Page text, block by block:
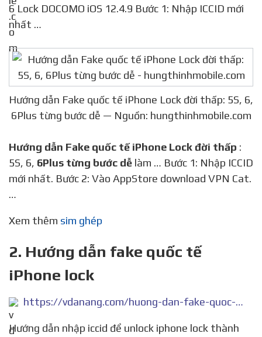
6 Lock DOCOMO iOS 12.4.9 Bước 1: Nhập ICCID mới
nhất …
Hướng dẫn Fake quốc tế iPhone Lock đời thấp: 5S, 6,
6Plus từng bước dễ — Nguồn: hungthinhmobile.com
Hướng dẫn Fake quốc tế iPhone Lock đời thấp :
5S, 6, 6Plus từng bước dễ làm … Bước 1: Nhập ICCID
mới nhất. Bước 2: Vào AppStore download VPN Cat.
…
Xem thêm sim ghép
2. Hướng dẫn fake quốc tế
iPhone lock
https://vdanang.com/huong-dan-fake-quoc-te-iphone-lock
Hướng dẫn nhập iccid để unlock iphone lock thành